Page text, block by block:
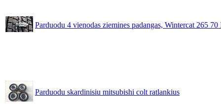
Parduodu 4 vienodas ziemines padangas, Wintercat 265 70
Parduodu skardinisiu mitsubishi colt ratlankius